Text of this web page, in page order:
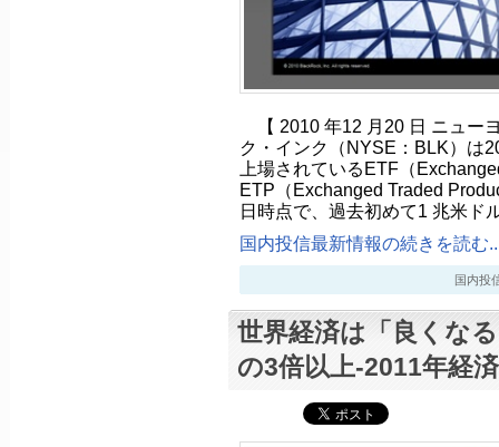
【 2010 年12 月20 日 ニュー
ク・インク（NYSE：BLK）は
上場されているETF（
ETP（Exchanged Traded
日時点で、過去初めて1 兆米ド
国内投信最新情報の続きを読む
国内投
世界経済は「良くな
の3倍以上-2011年経